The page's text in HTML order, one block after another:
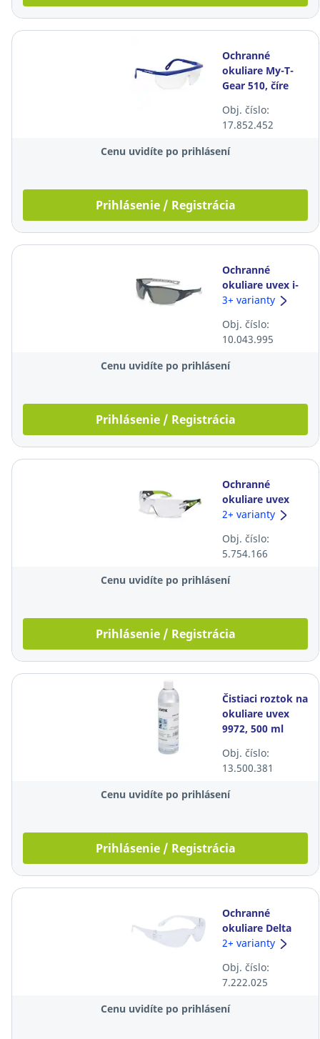
Ochranné
okuliare My-T-
Gear 510, číre
Obj. číslo:
17.852.452
Cenu uvidíte po prihlásení
Prihlásenie / Registrácia
Ochranné
okuliare uvex i-
works, dymové
3+ varianty
Obj. číslo:
10.043.995
Cenu uvidíte po prihlásení
Prihlásenie / Registrácia
Ochranné
okuliare uvex
pheos, číre
2+ varianty
Obj. číslo:
5.754.166
Cenu uvidíte po prihlásení
Prihlásenie / Registrácia
Čistiaci roztok na
okuliare uvex
9972, 500 ml
Obj. číslo:
13.500.381
Cenu uvidíte po prihlásení
Prihlásenie / Registrácia
Ochranné
okuliare Delta
Plus Brava2, číre
2+ varianty
Obj. číslo:
7.222.025
Cenu uvidíte po prihlásení